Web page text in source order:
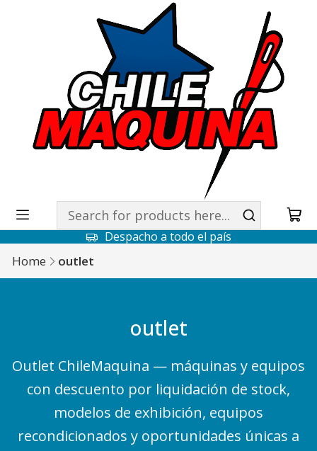
Despacho a todo el país
Home outlet
outlet
Outlet ChileMaquina — máquinas y equipos
con descuento por liquidación de stock,
modelos de exhibición, equipos
recondicionados y oportunidades únicas a